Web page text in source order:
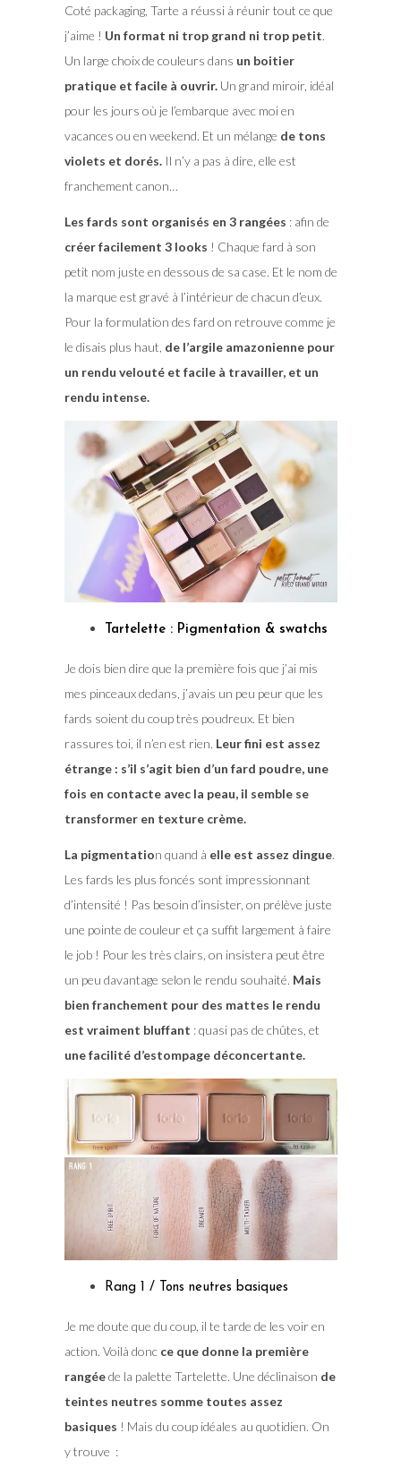
Coté packaging, Tarte a réussi à réunir tout ce que
j’aime ! Un format ni trop grand ni trop petit.
Un large choix de couleurs dans un boitier
pratique et facile à ouvrir.Un grand miroir, idéal
pour les jours où je l’embarque avec moi en
vacances ou en weekend. Et un mélange de tons
violets et dorés.Il n’y a pas à dire, elle est
franchement canon…
Les fards sont organisés en 3 rangées : afin de
créer facilement 3 looks ! Chaque fard à son
petit nom juste en dessous de sa case. Et le nom de
la marque est gravé à l’intérieur de chacun d’eux.
Pour la formulation des fard on retrouve comme je
le disais plus haut, de l’argile amazonienne pour
un rendu velouté et facile à travailler, et un
rendu intense.
Tartelette : Pigmentation & swatchs
Je dois bien dire que la première fois que j’ai mis
mes pinceaux dedans, j’avais un peu peur que les
fards soient du coup très poudreux. Et bien
rassures toi, il n’en est rien. Leur fini est assez
étrange : s’il s’agit bien d’un fard poudre, une
fois en contacte avec la peau, il semble se
transformer en texture crème.
La pigmentation quand à elle est assez dingue.
Les fards les plus foncés sont impressionnant
d’intensité ! Pas besoin d’insister, on prélève juste
une pointe de couleur et ça suffit largement à faire
le job ! Pour les très clairs, on insistera peut être
un peu davantage selon le rendu souhaité. Mais
bien franchement pour des mattes le rendu
est vraiment bluffant : quasi pas de chûtes, et
une facilité d’estompage déconcertante.
Rang 1 / Tons neutres basiques
Je me doute que du coup, il te tarde de les voir en
action. Voilà doncce que donne la première
rangéede la palette Tartelette. Une déclinaison de
teintes neutres somme toutes assez
basiques ! Mais du coup idéales au quotidien. On
y trouve :